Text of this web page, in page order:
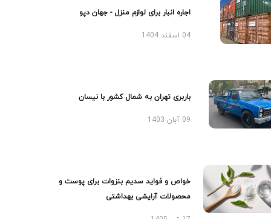
اجاره انبار برای لوازم منزل - جهان دپو
04 اسفند 1404
باربری تهران به شمال کشور با نیسان
09 آبان 1403
خواص و فواید سدیم بنزوات برای پوست و
محصولات آرایشی بهداشتی